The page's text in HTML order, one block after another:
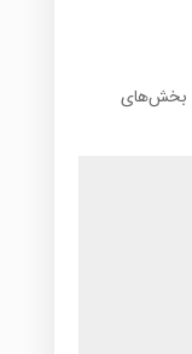
بخش‌های